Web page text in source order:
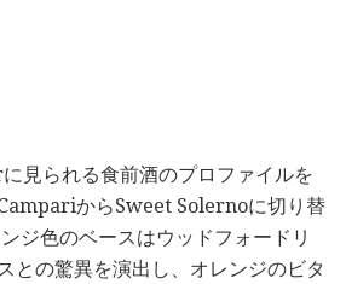
見られる食前酒のプロファイルを
からSweet Solernoに切り替
ジ色のベースはウッドフォードリ
との驚異を演出し、オレンジのビタ